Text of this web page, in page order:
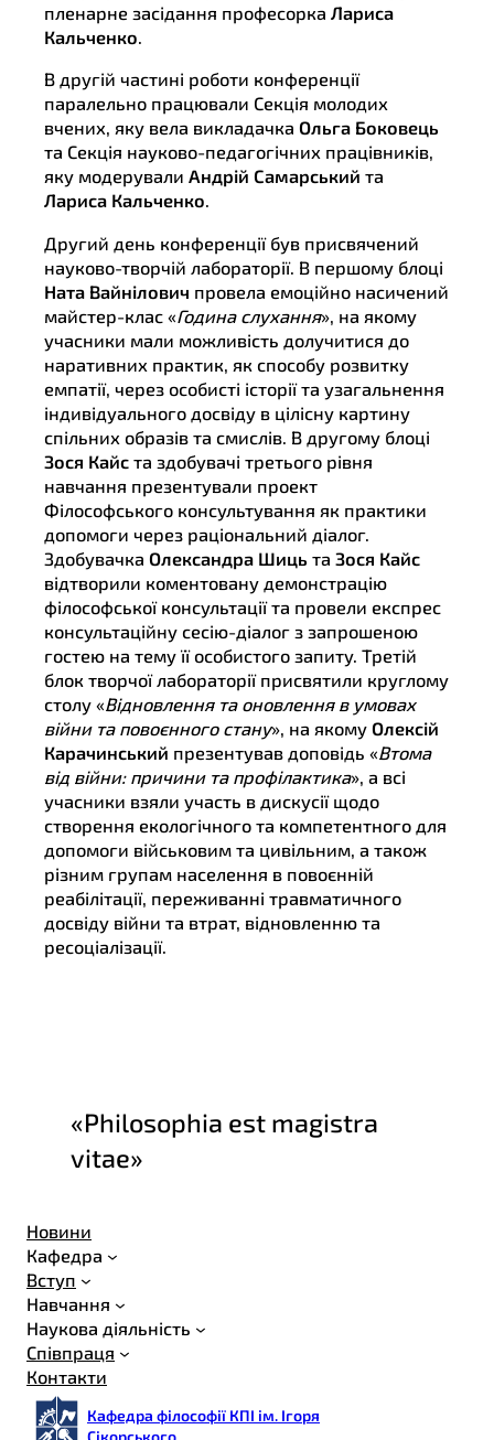
пленарне засідання професорка Лариса
Кальченко.
В другій частині роботи конференції
паралельно працювали Секція молодих
вчених, яку вела викладачка Ольга Боковець
та Секція науково-педагогічних працівників,
яку модерували Андрій Самарський та
Лариса Кальченко.
Другий день конференції був присвячений
науково-творчій лабораторії. В першому блоці
Ната Вайнілович провела емоційно насичений
майстер-клас «Година слухання», на якому
учасники мали можливість долучитися до
наративних практик, як способу розвитку
емпатії, через особисті історії та узагальнення
індивідуального досвіду в цілісну картину
спільних образів та смислів. В другому блоці
Зося Кайс та здобувачі третього рівня
навчання презентували проект
Філософського консультування як практики
допомоги через раціональний діалог.
Здобувачка Олександра Шиць та Зося Кайс
відтворили коментовану демонстрацію
філософської консультації та провели експрес
консультаційну сесію-діалог з запрошеною
гостею на тему її особистого запиту. Третій
блок творчої лабораторії присвятили круглому
столу «Відновлення та оновлення в умовах
війни та повоєнного стану», на якому Олексій
Карачинський презентував доповідь «Втома
від війни: причини та профілактика», а всі
учасники взяли участь в дискусії щодо
створення екологічного та компетентного для
допомоги військовим та цивільним, а також
різним групам населення в повоєнній
реабілітації, переживанні травматичного
досвіду війни та втрат, відновленню та
ресоціалізації.
«Philosophia est magistra
vitae»
Новини
Кафедра
Вступ
Навчання
Наукова діяльність
Співпраця
Контакти
Кафедра філософії КПІ ім. Ігоря